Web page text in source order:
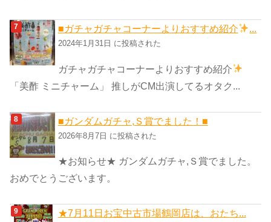
■ガチャガチャコーナーよりおすすめ紹介 ...
2024年1月31日 に投稿された
ガチャガチャコーナーよりおすすめ紹介
「美酢 ミニチャーム」 推しがCM出演してるオタク...
■ガンダムガチャ,Ｓ賞でました！■
2026年8月7日 に投稿された
★お知らせ★ ガンダムガチャ,Ｓ賞でました。
おめでとうございます。
★7月11日お宝中古市場鶴岡店は、おたち...